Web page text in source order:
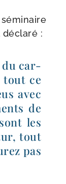
déclaré :
du car­
tout ce
avec
de
les
tout
pas